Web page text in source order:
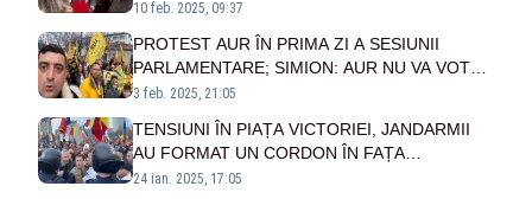
VA FI ALĂTURI DE OAMENI
10 feb. 2025, 09:37
PROTEST AUR ÎN PRIMA ZI A SESIUNII
PARLAMENTARE; SIMION: AUR NU VA VOTA
PROIECTUL DE BUGET, VINE CU UN BUGET
3 feb. 2025, 21:05
TENSIUNI ÎN PIAȚA VICTORIEI, JANDARMII
AU FORMAT UN CORDON ÎN FAȚA
GUVERNULUI. REALITATEA PLUS LANSEAZĂ
24 ian. 2025, 17:05